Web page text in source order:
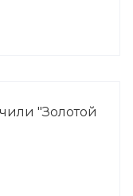
"Золотой